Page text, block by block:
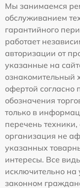
Мы занимаемся
обслуживанием
гарантийного
работает
авторизации от
указанные на
ознакомительный
офертой согласно
обозначения
только в
перечень
организация не
указанных
интересы. Все
исключительно на
законном